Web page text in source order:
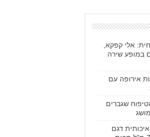
מזרחית: אלי קפקא,
במופע שירה
אירופה עם
שגברים
דגם